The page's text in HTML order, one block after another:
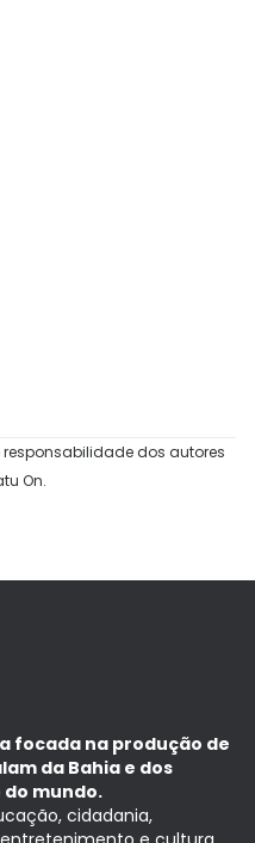
dos autores
On.
focada na produção de
da Bahia e dos
do mundo.
cidadania,